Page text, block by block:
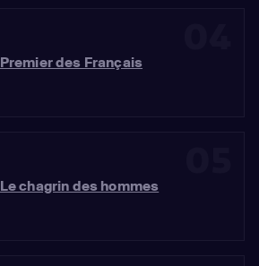
Premier des Français
Le chagrin des hommes